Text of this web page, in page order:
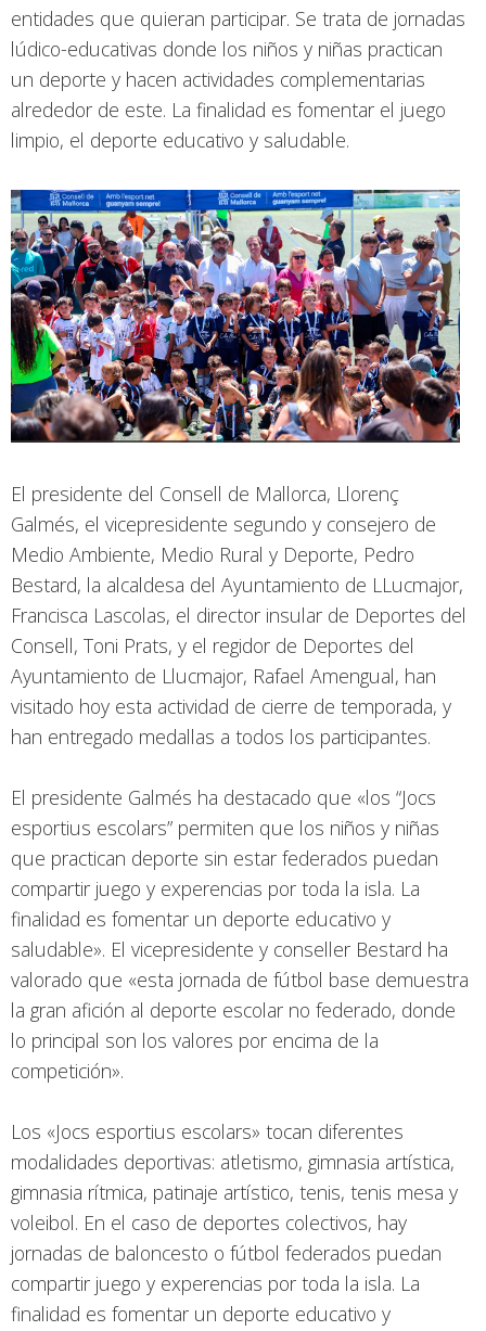
entidades que quieran participar. Se trata de jornadas
lúdico-educativas donde los niños y niñas practican
un deporte y hacen actividades complementarias
alrededor de este. La finalidad es fomentar el juego
limpio, el deporte educativo y saludable.
El presidente del Consell de Mallorca, Llorenç
Galmés, el vicepresidente segundo y consejero de
Medio Ambiente, Medio Rural y Deporte, Pedro
Bestard, la alcaldesa del Ayuntamiento de LLucmajor,
Francisca Lascolas, el director insular de Deportes del
Consell, Toni Prats, y el regidor de Deportes del
Ayuntamiento de Llucmajor, Rafael Amengual, han
visitado hoy esta actividad de cierre de temporada, y
han entregado medallas a todos los participantes.
El presidente Galmés ha destacado que «los “Jocs
esportius escolars” permiten que los niños y niñas
que practican deporte sin estar federados puedan
compartir juego y experencias por toda la isla. La
finalidad es fomentar un deporte educativo y
saludable». El vicepresidente y conseller Bestard ha
valorado que «esta jornada de fútbol base demuestra
la gran afición al deporte escolar no federado, donde
lo principal son los valores por encima de la
competición».
Los «Jocs esportius escolars» tocan diferentes
modalidades deportivas: atletismo, gimnasia artística,
gimnasia rítmica, patinaje artístico, tenis, tenis mesa y
voleibol. En el caso de deportes colectivos, hay
jornadas de baloncesto o fútbol federados puedan
compartir juego y experencias por toda la isla. La
finalidad es fomentar un deporte educativo y